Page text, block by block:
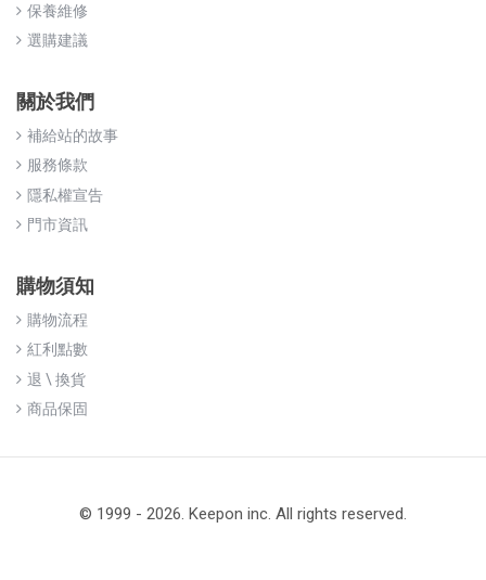
保養維修
選購建議
關於我們
補給站的故事
服務條款
隱私權宣告
門市資訊
購物須知
購物流程
紅利點數
退 \ 換貨
商品保固
© 1999 - 2026. Keepon inc. All rights reserved.